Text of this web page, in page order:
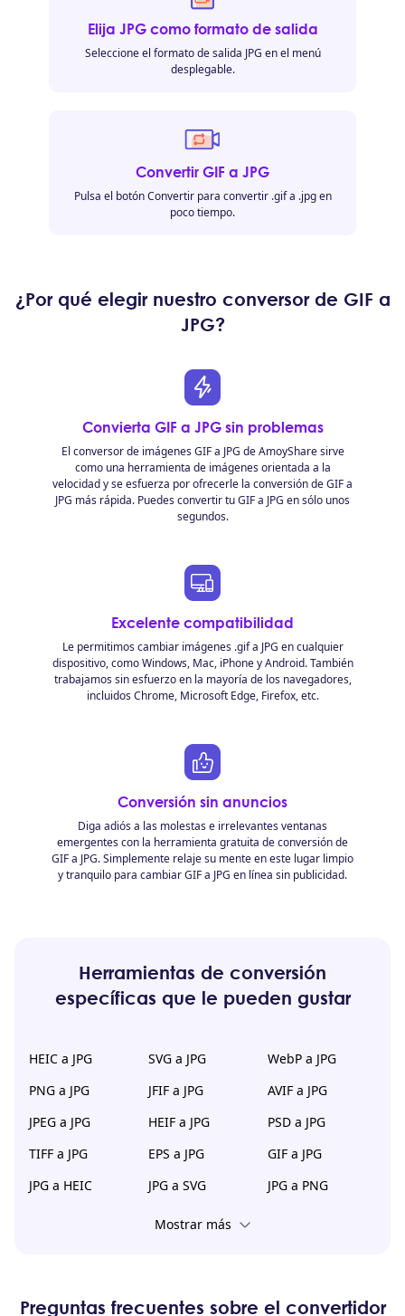
Elija JPG como formato de salida
Seleccione el formato de salida JPG en el menú
desplegable.
Convertir GIF a JPG
Pulsa el botón Convertir para convertir .gif a .jpg en
poco tiempo.
¿Por qué elegir nuestro conversor de GIF a
JPG?
Convierta GIF a JPG sin problemas
El conversor de imágenes GIF a JPG de AmoyShare sirve
como una herramienta de imágenes orientada a la
velocidad y se esfuerza por ofrecerle la conversión de GIF a
JPG más rápida. Puedes convertir tu GIF a JPG en sólo unos
segundos.
Excelente compatibilidad
Le permitimos cambiar imágenes .gif a JPG en cualquier
dispositivo, como Windows, Mac, iPhone y Android. También
trabajamos sin esfuerzo en la mayoría de los navegadores,
incluidos Chrome, Microsoft Edge, Firefox, etc.
Conversión sin anuncios
Diga adiós a las molestas e irrelevantes ventanas
emergentes con la herramienta gratuita de conversión de
GIF a JPG. Simplemente relaje su mente en este lugar limpio
y tranquilo para cambiar GIF a JPG en línea sin publicidad.
Herramientas de conversión
específicas que le pueden gustar
HEIC a JPG SVG a JPG
WebP a JPG
PNG a JPG
JFIF a JPG
AVIF a JPG
JPEG a JPG
HEIF a JPG
PSD a JPG
TIFF a JPG
EPS a JPG
GIF a JPG
JPG a HEIC
JPG a SVG JPG a PNG
Mostrar más
Preguntas frecuentes sobre el convertidor